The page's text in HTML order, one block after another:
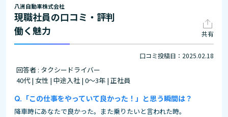
八洲自動車株式会社
現職社員の口コミ・評判
働く魅力
共有
口コミ投稿日：2025.02.18
回答者 : タクシードライバー
40代 | 女性 | 中途入社 | 0～3年 | 正社員
「この仕事をやっていて良かった！」と思う瞬間は？
降車時にあなたで良かった。また乗りたいと言われた時。